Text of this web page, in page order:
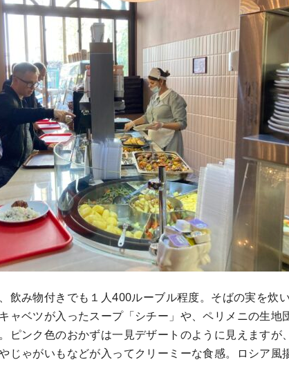
飲み物付きでも１人400ルーブル程度。そばの実を炊
ャベツが入ったスープ「シチー」や、ペリメニの生地
ピンク色のおかずは一見デザートのように見えますが
じゃがいもなどが入ってクリーミーな食感。ロシア風